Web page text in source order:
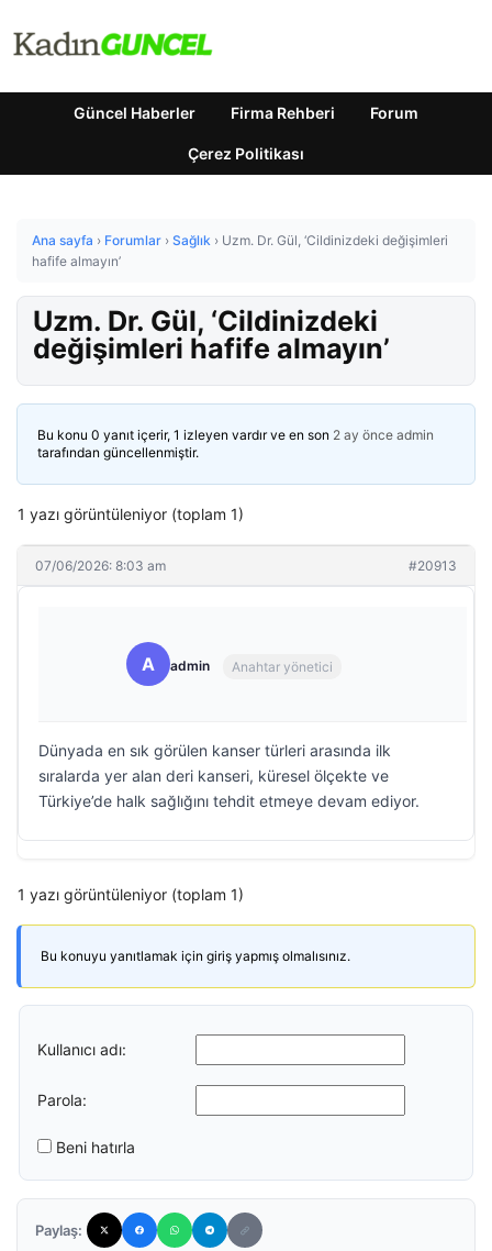
Güncel Haberler Firma Rehberi Forum
Çerez Politikası
Ana sayfa › Forumlar › Sağlık › Uzm. Dr. Gül, ‘Cildinizdeki değişimleri
hafife almayın’
Uzm. Dr. Gül, ‘Cildinizdeki
değişimleri hafife almayın’
Bu konu 0 yanıt içerir, 1 izleyen vardır ve en son 2 ay önce admin
tarafından güncellenmiştir.
1 yazı görüntüleniyor (toplam 1)
07/06/2026: 8:03 am #20913
A admin Anahtar yönetici
Dünyada en sık görülen kanser türleri arasında ilk
sıralarda yer alan deri kanseri, küresel ölçekte ve
Türkiye’de halk sağlığını tehdit etmeye devam ediyor.
1 yazı görüntüleniyor (toplam 1)
Bu konuyu yanıtlamak için giriş yapmış olmalısınız.
Kullanıcı adı:
Parola:
Beni hatırla
Paylaş: